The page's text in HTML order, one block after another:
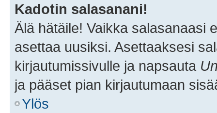
Kadotin salasanani!
Älä hätäile! Vaikka salasanaasi
asettaa uusiksi. Asettaaksesi
kirjautumissivulle ja napsauta
ja pääset pian kirjautumaan
Ylös